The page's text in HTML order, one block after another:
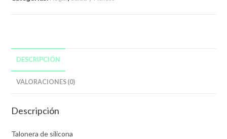
Premium
cantidad
DESCRIPCIÓN
VALORACIONES (0)
Descripción
Talonera de silicona